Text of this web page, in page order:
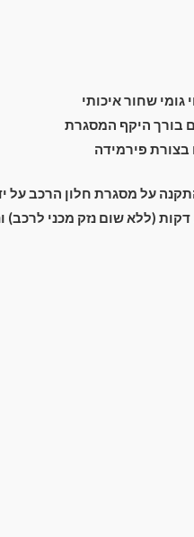
בורך היקף המסגרת
פירמידה
על מסגרת חלון הרכב על
מתחת מסביב למסגרת החלון. וילונות מותקנים תוך 15 דקות (ללא